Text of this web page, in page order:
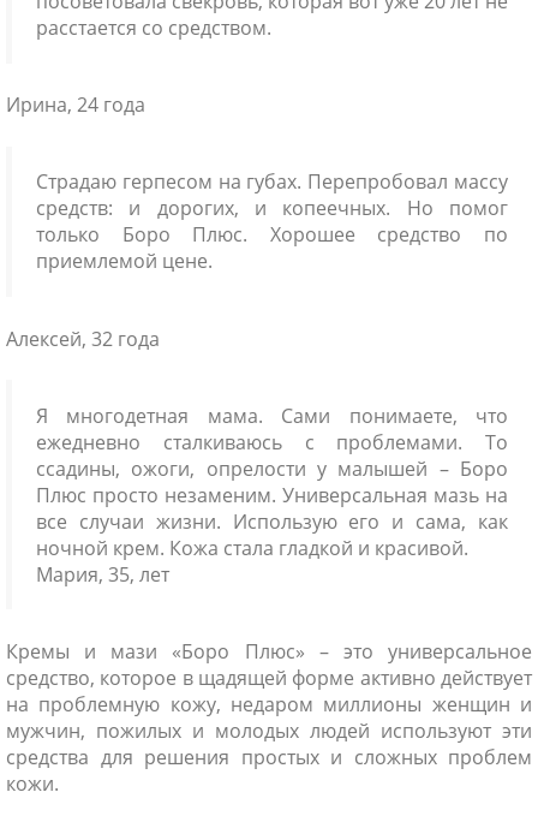
расстается со средством.
Ирина, 24 года
Страдаю герпесом на губах. Перепробовал массу
средств: и дорогих, и копеечных. Но помог
только Боро Плюс. Хорошее средство по
приемлемой цене.
Алексей, 32 года
Я многодетная мама. Сами понимаете, что
ежедневно сталкиваюсь с проблемами. То
ссадины, ожоги, опрелости у малышей – Боро
Плюс просто незаменим. Универсальная мазь на
все случаи жизни. Использую его и сама, как
ночной крем. Кожа стала гладкой и красивой.
Мария, 35, лет
Кремы и мази «Боро Плюс» – это универсальное
средство, которое в щадящей форме активно действует
на проблемную кожу, недаром миллионы женщин и
мужчин, пожилых и молодых людей используют эти
средства для решения простых и сложных проблем
кожи.